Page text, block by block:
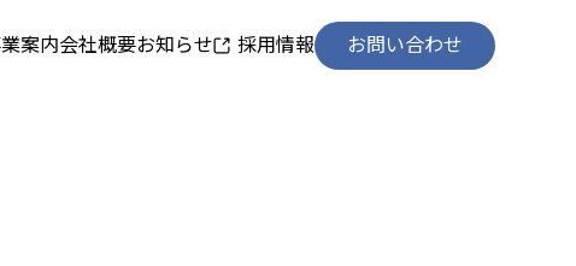
案内会社概要お知らせ 採用情報 お問い合わせ